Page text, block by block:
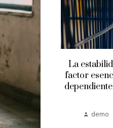
La
factor
demo